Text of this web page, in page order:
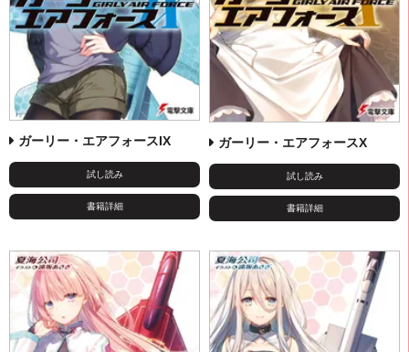
ガーリー・エアフォースIX
試し読み
書籍詳細
ガーリー・エアフォースX
試し読み
書籍詳細